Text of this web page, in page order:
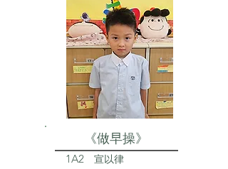
《做早操》
1A2 宣以律